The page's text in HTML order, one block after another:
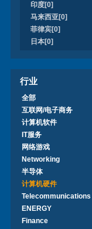
印度[0]
马来西亚[0]
菲律宾[0]
日本[0]
行业
全部
互联网/电子商务
计算机软件
IT服务
网络游戏
Networking
半导体
计算机硬件
Telecommunications
ENERGY
Finance